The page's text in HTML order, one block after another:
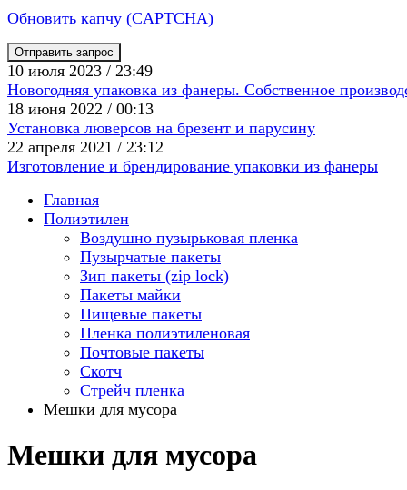
Обновить капчу (CAPTCHA)
10 июля 2023 / 23:49
Новогодняя упаковка из фанеры. Собственное
18 июня 2022 / 00:13
Установка люверсов на брезент и парусину
22 апреля 2021 / 23:12
Изготовление и брендирование упаковки из фанеры
Главная
Полиэтилен
Воздушно пузырьковая пленка
Пузырчатые пакеты
Зип пакеты (zip lock)
Пакеты майки
Пищевые пакеты
Пленка полиэтиленовая
Почтовые пакеты
Скотч
Стрейч пленка
Мешки для мусора
Мешки для мусора